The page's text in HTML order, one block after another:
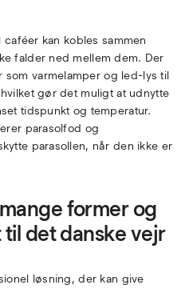
caféer kan kobles sammen
falder ned mellem dem. Der
varmelamper og led-lys til
gør det muligt at udnytte
tidspunkt og temperatur.
parasolfod og
parasollen, når den ikke er
former og
det danske vejr
løsning, der kan give